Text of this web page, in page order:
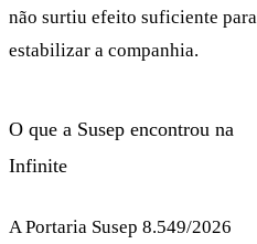
não surtiu efeito suficiente para
estabilizar a companhia.
O que a Susep encontrou na
Infinite
A Portaria Susep 8.549/2026